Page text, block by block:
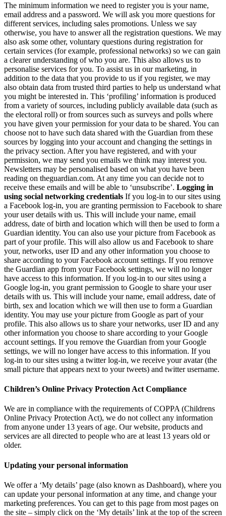
The minimum information we need to register you is your name,
email address and a password. We will ask you more questions for
different services, including sales promotions. Unless we say
otherwise, you have to answer all the registration questions. We may
also ask some other, voluntary questions during registration for
certain services (for example, professional networks) so we can gain
a clearer understanding of who you are. This also allows us to
personalise services for you. To assist us in our marketing, in
addition to the data that you provide to us if you register, we may
also obtain data from trusted third parties to help us understand what
you might be interested in. This ‘profiling’ information is produced
from a variety of sources, including publicly available data (such as
the electoral roll) or from sources such as surveys and polls where
you have given your permission for your data to be shared. You can
choose not to have such data shared with the Guardian from these
sources by logging into your account and changing the settings in
the privacy section. After you have registered, and with your
permission, we may send you emails we think may interest you.
Newsletters may be personalised based on what you have been
reading on theguardian.com. At any time you can decide not to
receive these emails and will be able to ‘unsubscribe’. Logging in
using social networking credentials If you log-in to our sites using
a Facebook log-in, you are granting permission to Facebook to share
your user details with us. This will include your name, email
address, date of birth and location which will then be used to form a
Guardian identity. You can also use your picture from Facebook as
part of your profile. This will also allow us and Facebook to share
your, networks, user ID and any other information you choose to
share according to your Facebook account settings. If you remove
the Guardian app from your Facebook settings, we will no longer
have access to this information. If you log-in to our sites using a
Google log-in, you grant permission to Google to share your user
details with us. This will include your name, email address, date of
birth, sex and location which we will then use to form a Guardian
identity. You may use your picture from Google as part of your
profile. This also allows us to share your networks, user ID and any
other information you choose to share according to your Google
account settings. If you remove the Guardian from your Google
settings, we will no longer have access to this information. If you
log-in to our sites using a twitter log-in, we receive your avatar (the
small picture that appears next to your tweets) and twitter username.
Children’s Online Privacy Protection Act Compliance
We are in compliance with the requirements of COPPA (Childrens
Online Privacy Protection Act), we do not collect any information
from anyone under 13 years of age. Our website, products and
services are all directed to people who are at least 13 years old or
older.
Updating your personal information
We offer a ‘My details’ page (also known as Dashboard), where you
can update your personal information at any time, and change your
marketing preferences. You can get to this page from most pages on
the site – simply click on the ‘My details’ link at the top of the screen